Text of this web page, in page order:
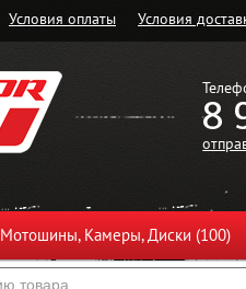
Условия оплаты Условия
8
Мотошины, Камеры, Диски (100)